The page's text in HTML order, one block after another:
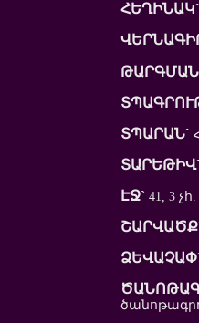
ՀԵՂԻՆԱԿ`
ՏՊԱՐԱՆ`
ՏԱՐԵԹԻՎ`
ԷՋ` 41, 3 չհ.